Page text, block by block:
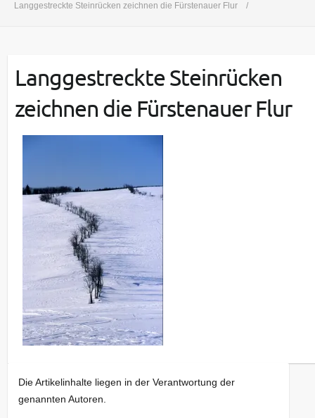
Langgestreckte Steinrücken zeichnen die Fürstenauer Flur
Langgestreckte Steinrücken
zeichnen die Fürstenauer Flur
Die Artikelinhalte liegen in der Verantwortung der
genannten Autoren.